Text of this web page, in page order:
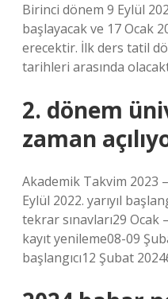
Birinci dönem 9 Eylül
başlayacak ve 17 Ocak
erecektir. İlk ders tatil
tarihleri ​​arasında
2. dönem
zaman
Akademik Takvim 2023
Eylül 2022. yarıyıl
tekrar sınavları29 Ocak
kayıt yenileme08-09
başlangıcı12 Şubat